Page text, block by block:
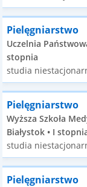
Pielęgniarstwo
Uczelnia
stopnia
studia
Pielęgniarstwo
Wyższa Szkoła
Białystok • I
studia
Pielęgniarstwo